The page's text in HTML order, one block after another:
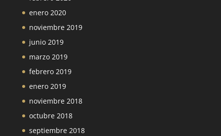
enero 2020
noviembre 2019
junio 2019
marzo 2019
febrero 2019
enero 2019
noviembre 2018
octubre 2018
septiembre 2018